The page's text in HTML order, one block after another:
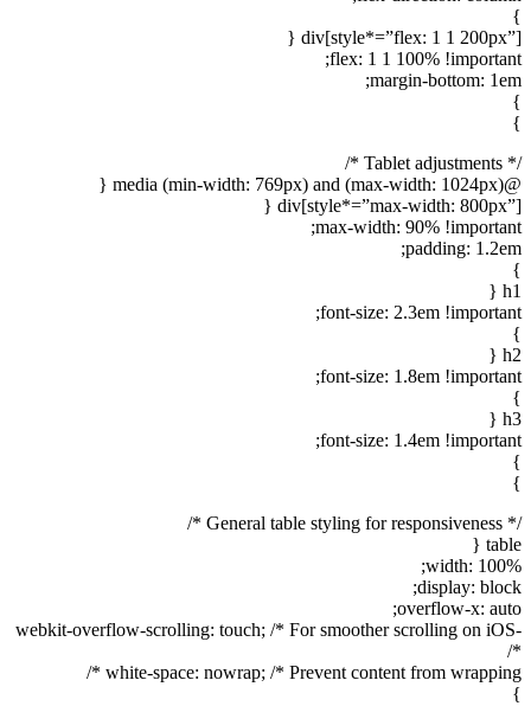
}
div[style*=”flex: 1 1 200px”] {
flex: 1 1 100% !important;
margin-bottom: 1em;
}
}
/* Tablet adjustments */
@media (min-width: 769px) and (max-width: 1024px) {
div[style*=”max-width: 800px”] {
max-width: 90% !important;
padding: 1.2em;
}
h1 {
font-size: 2.3em !important;
}
h2 {
font-size: 1.8em !important;
}
h3 {
font-size: 1.4em !important;
}
}
/* General table styling for responsiveness */
table {
width: 100%;
display: block;
overflow-x: auto;
-webkit-overflow-scrolling: touch; /* For smoother scrolling on iOS
*/
white-space: nowrap; /* Prevent content from wrapping */
}